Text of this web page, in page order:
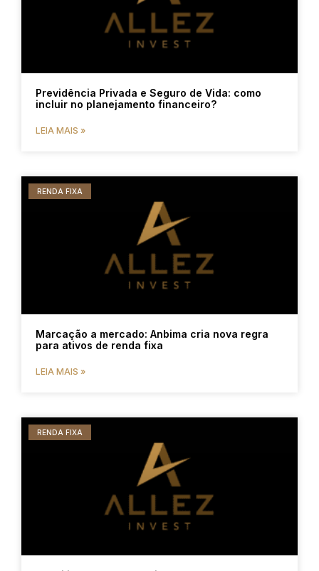
Previdência Privada e Seguro de Vida: como
incluir no planejamento financeiro?
LEIA MAIS »
RENDA FIXA
Marcação a mercado: Anbima cria nova regra
para ativos de renda fixa
LEIA MAIS »
RENDA FIXA